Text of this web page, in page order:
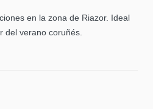
en la zona de Riazor. Ideal
del verano coruñés.